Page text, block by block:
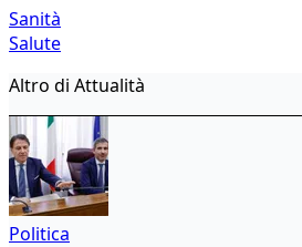
Sanità
Salute
Altro di Attualità
Politica